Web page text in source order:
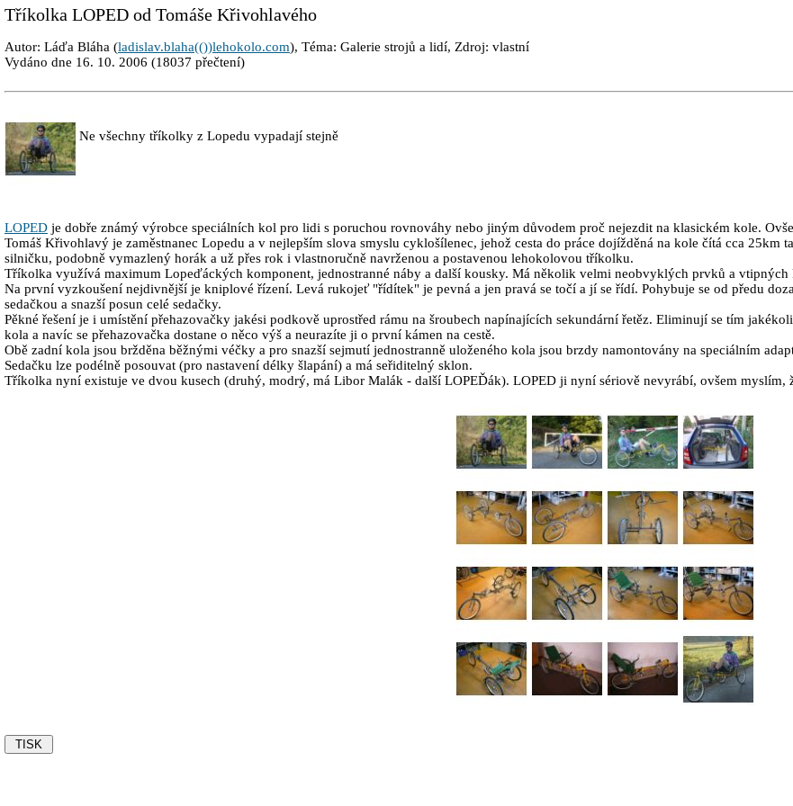
Tříkolka LOPED od Tomáše Křivohlavého
Autor: Láďa Bláha (ladislav.blaha(())lehokolo.com), Téma: Galerie strojů a lidí, Zdroj: vlastní
Vydáno dne 16. 10. 2006 (18037 přečtení)
Ne všechny tříkolky z Lopedu vypadají stejně
LOPED je dobře známý výrobce speciálních kol pro lidi s poruchou rovnováhy nebo jiným důvodem proč nejezdit na klasickém kole.
Tomáš Křivohlavý je zaměstnanec Lopedu a v nejlepším slova smyslu cyklošílenec, jehož cesta do práce dojížděná na kole čítá cca 25km
silničku, podobně vymazlený horák a už přes rok i vlastnoručně navrženou a postavenou lehokolovou tříkolku.
Tříkolka využívá maximum Lopeďáckých komponent, jednostranné náby a další kousky. Má několik velmi neobvyklých prvků a vtipných
Na první vyzkoušení nejdivnější je kniplové řízení. Levá rukojeť "řídítek" je pevná a jen pravá se točí a jí se řídí. Pohybuje se od předu
sedačkou a snazší posun celé sedačky.
Pěkné řešení je i umístění přehazovačky jakési podkově uprostřed rámu na šroubech napínajících sekundární řetěz. Eliminují se tím
kola a navíc se přehazovačka dostane o něco výš a neurazíte ji o první kámen na cestě.
Obě zadní kola jsou bržděna běžnými véčky a pro snazší sejmutí jednostranně uloženého kola jsou brzdy namontovány na speciálním
Sedačku lze podélně posouvat (pro nastavení délky šlapání) a má seřiditelný sklon.
Tříkolka nyní existuje ve dvou kusech (druhý, modrý, má Libor Malák - další LOPEĎák). LOPED ji nyní sériově nevyrábí, ovšem myslím,